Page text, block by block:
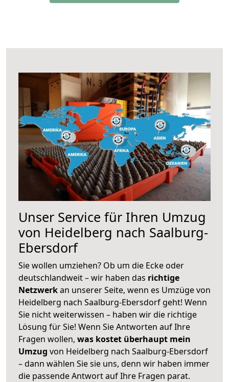
Unser Service für Ihren Umzug
von Heidelberg nach Saalburg-
Ebersdorf
Sie wollen umziehen? Ob um die Ecke oder
deutschlandweit – wir haben das richtige
Netzwerkan unserer Seite, wenn es Umzüge von
Heidelberg nach Saalburg-Ebersdorf geht! Wenn
Sie nicht weiterwissen – haben wir die richtige
Lösung für Sie! Wenn Sie Antworten auf Ihre
Fragen wollen, was kostet überhaupt mein
Umzug von Heidelberg nach Saalburg-Ebersdorf
– dann wählen Sie sie uns, denn wir haben immer
die passende Antwort auf Ihre Fragen parat.